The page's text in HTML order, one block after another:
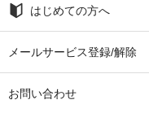
はじめての方へ
メールサービス登録/解除
お問い合わせ